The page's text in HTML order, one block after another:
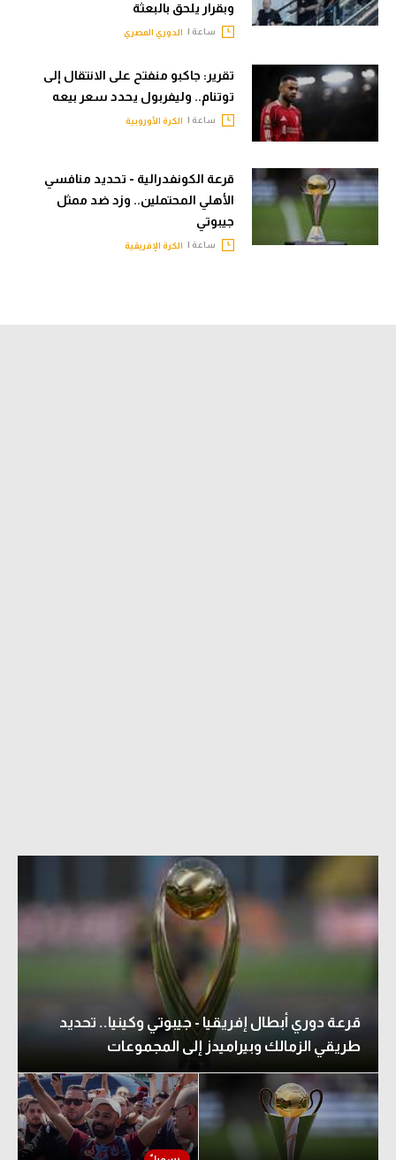
وبقرار يلحق بالبعثة
ساعة | الدوري المصري
تقرير: جاكبو منفتح على الانتقال إلى
توتنام.. وليفربول يحدد سعر بيعه
ساعة | الكرة الأوروبية
قرعة الكونفدرالية - تحديد منافسي
الأهلي المحتملين.. وزد ضد ممثل
جيبوتي
ساعة | الكرة الإفريقية
قرعة دوري أبطال إفريقيا - جيبوتي وكينيا.. تحديد
طريقي الزمالك وبيراميدز إلى المجموعات